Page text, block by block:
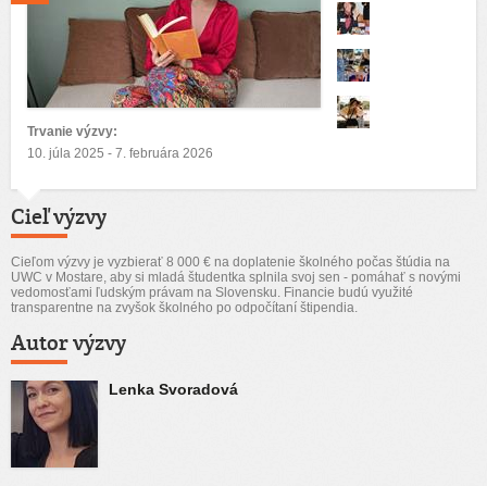
Trvanie výzvy:
10. júla 2025 - 7. februára 2026
Cieľ výzvy
Cieľom výzvy je vyzbierať 8 000 € na doplatenie školného počas štúdia na
UWC v Mostare, aby si mladá študentka splnila svoj sen - pomáhať s novými
vedomosťami ľudským právam na Slovensku. Financie budú využité
transparentne na zvyšok školného po odpočítaní štipendia.
Autor výzvy
Lenka Svoradová